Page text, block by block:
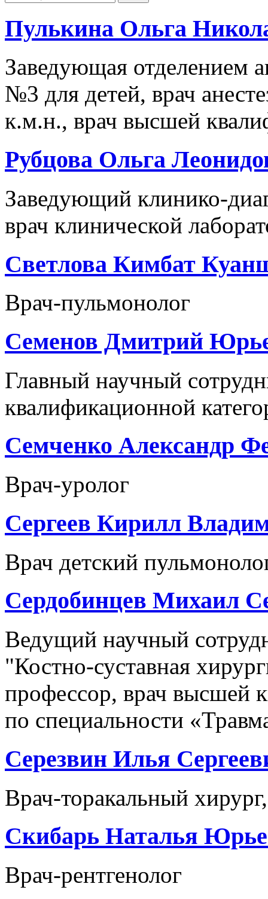
Пулькина Ольга
Заведующая отделением
№3 для детей, врач
к.м.н., врач высшей
Рубцова Ольга
Заведующий клинико-
врач клинической
Светлова Кимбат
Врач-пульмонолог
Семенов Дмитрий
Главный научный
квалификационной
Семченко Александр
Врач-уролог
Сергеев Кирилл
Врач детский
Сердобинцев Михаил
Ведущий научный
"Костно-суставная
профессор, врач высшей
по специальности
Серезвин Илья
Врач-торакальный
Скибарь Наталья
Врач-рентгенолог